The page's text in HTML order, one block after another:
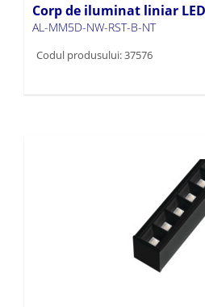
Corp de iluminat liniar LED
AL-MM5D-NW-RST-B-NT
Codul produsului: 37576